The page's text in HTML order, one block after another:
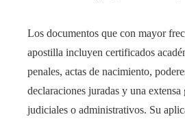
Los documentos que con mayor
apostilla incluyen certificados
penales, actas de nacimiento,
declaraciones juradas y una
judiciales o administrativos. Su